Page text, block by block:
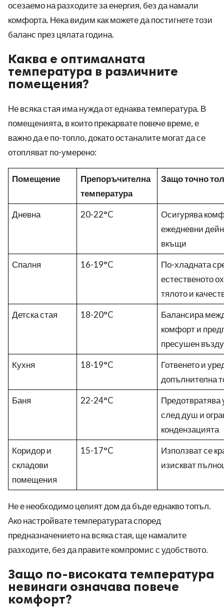
осезаемо на разходите за енергия, без да намали
комфорта. Нека видим как можете да постигнете този
баланс през цялата година.
Каква е оптималната
температура в различните
помещения?
Не всяка стая има нужда от еднаква температура. В
помещенията, в които прекарвате повече време, е
важно да е по-топло, докато останалите могат да се
отопляват по-умерено:
Помещение
Препоръчителна
температура
Защо точно
Дневна 20-22°C
Осигурява
ежедневни
вкъщи
Спалня
16-19°C
По-хладната
естественото
тялото и
Детска стая
18-20°C
Балансира
комфорт и
пресушен
Кухня
18-19°C
Готвенето и
допълнителна
Баня
22-24°C
Предотвратява
след душ и
кондензацията
Коридор и
складови
помещения
15-17°C
Използват се
изискват
Не е необходимо целият дом да бъде еднакво топъл.
Ако настройвате температурата според
предназначението на всяка стая, ще намалите
разходите, без да правите компромис с удобството.
Защо по-високата температура
невинаги означава повече
комфорт?